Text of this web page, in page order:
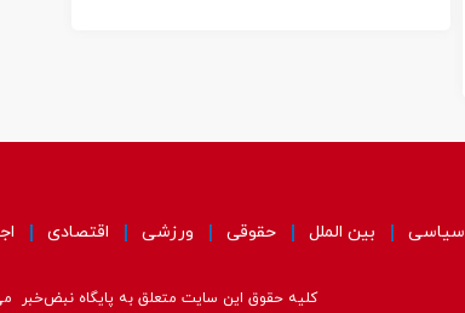
سیاسی بین الملل حقوقی ورزشی اقتصادی
کلیه حقوق این سایت متعلق به پایگاه نبض‌خبر